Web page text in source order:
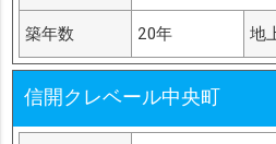
築年数 20年 地
信開クレベール中央町